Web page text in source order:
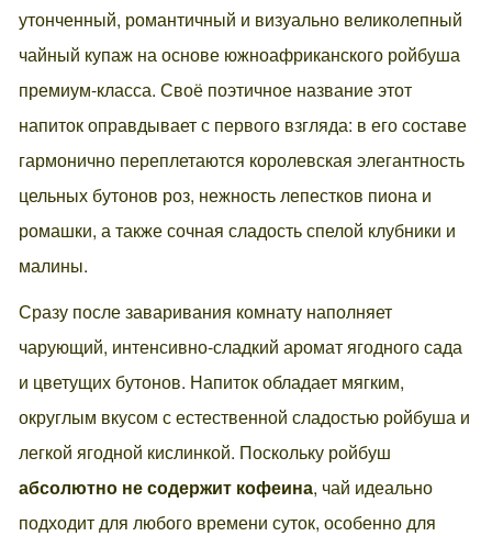
утонченный, романтичный и визуально великолепный
чайный купаж на основе южноафриканского ройбуша
премиум-класса. Своё поэтичное название этот
напиток оправдывает с первого взгляда: в его составе
гармонично переплетаются королевская элегантность
цельных бутонов роз, нежность лепестков пиона и
ромашки, а также сочная сладость спелой клубники и
малины.
Сразу после заваривания комнату наполняет
чарующий, интенсивно-сладкий аромат ягодного сада
и цветущих бутонов. Напиток обладает мягким,
округлым вкусом с естественной сладостью ройбуша и
легкой ягодной кислинкой. Поскольку ройбуш
абсолютно не содержит кофеина, чай идеально
подходит для любого времени суток, особенно для